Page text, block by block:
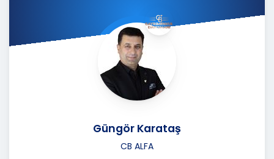
Güngör Karataş
CB ALFA